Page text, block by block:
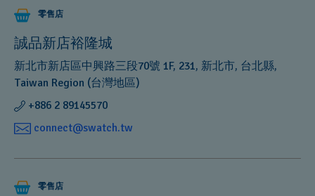
零售店
誠品新店裕隆城
新北市新店區中興路三段70號 1F, 231, 新北市, 台北縣,
Taiwan Region (台灣地區)
+886 2 89145570
connect@swatch.tw
零售店